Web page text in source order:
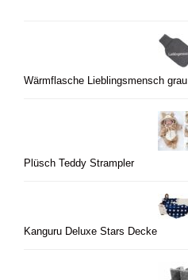
Wärmflasche Lieblingsmensch grau
Plüsch Teddy Strampler
Kanguru Deluxe Stars Decke